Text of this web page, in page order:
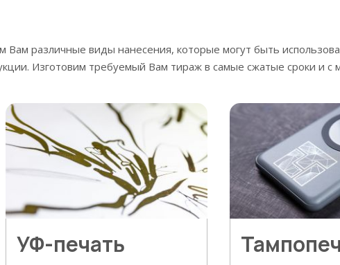
Вам различные виды нанесения, которые могут быть
Изготовим требуемый Вам тираж в самые сжатые сроки и с
УФ-печать